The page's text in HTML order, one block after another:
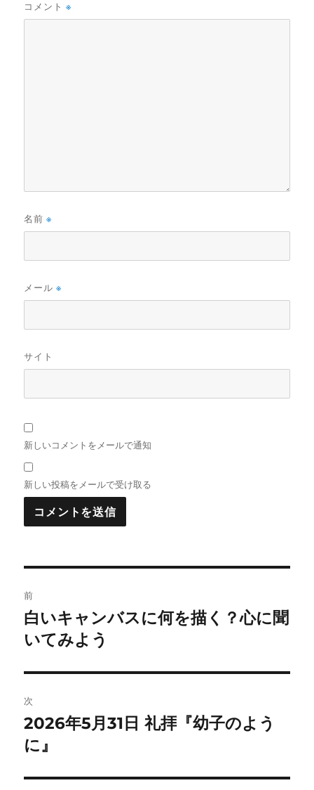
コメント※
名前※
メール※
サイト
新しいコメントをメールで通知
新しい投稿をメールで受け取る
稿
ナ
ビ
ゲ
ー
シ
前
前
の
稿:
白いキャンバスに何を描く？心に聞
いてみよう
次
次
の
稿:
2026年5月31日 礼拝『幼子のよう
に』